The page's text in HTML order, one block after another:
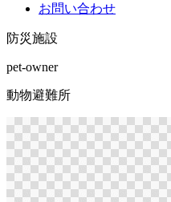
お問い合わせ
防災施設
pet-owner
動物避難所